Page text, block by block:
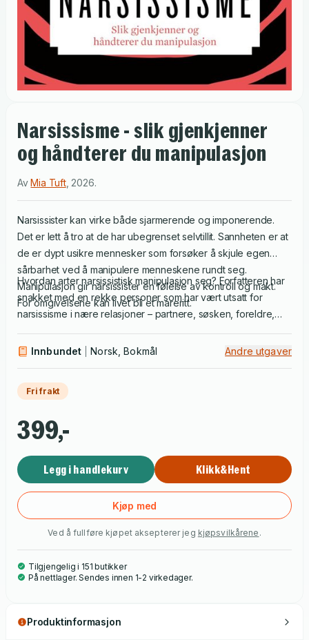
Narsissisme - slik gjenkjenner
og håndterer du manipulasjon
AvMia Tuft, 2026.
Narsissister kan virke både sjarmerende og imponerende.
Det er lett å tro at de har ubegrenset selvtillit. Sannheten er at
de er dypt usikre mennesker som forsøker å skjule egen
sårbarhet ved å manipulere menneskene rundt seg.
Manipulasjon gir narsissister en følelse av kontroll og makt.
For omgivelsene kan livet bli et mareritt.
Hvordan arter narsissistisk manipulasjon seg? Forfatteren har
snakket med en rekke personer som har vært utsatt for
narsissisme i nære relasjoner – partnere, søsken, foreldre,
også konkrete råd om hva du kan gjøre hvis du blir utsatt for
Innbundet Norsk, Bokmål Andre utgaver
Fri frakt
399,-
Legg i handlekurv Klikk&Hent
Kjøp med
Ved å fullføre kjøpet aksepterer jeg kjøpsvilkårene .
Tilgjengelig i 151 butikker
På nettlager. Sendes innen 1-2 virkedager.
Produktinformasjon